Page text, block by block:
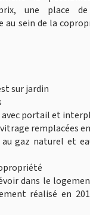
une place de
au sein de la
sur jardin
avec portail et
remplacées
gaz naturel et
dans le
réalisé en